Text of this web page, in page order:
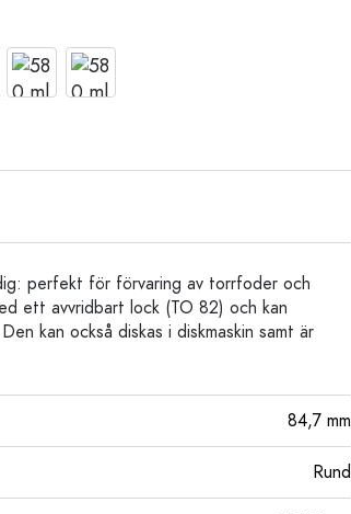
perfekt för förvaring av torrfoder och
ett avvridbart lock (TO 82) och kan
kan också diskas i diskmaskin samt är
84,7 mm
Rund